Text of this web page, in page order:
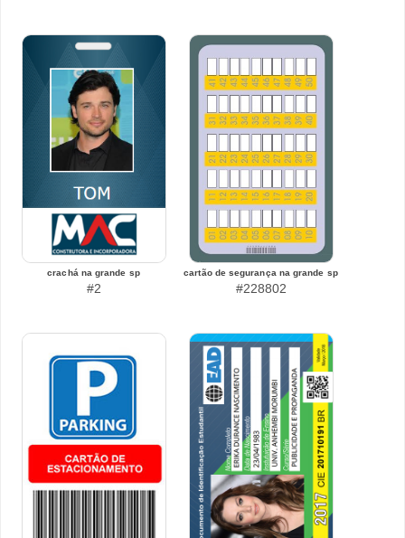
crachá na grande sp
#2
cartão de segurança na grande sp
#228802